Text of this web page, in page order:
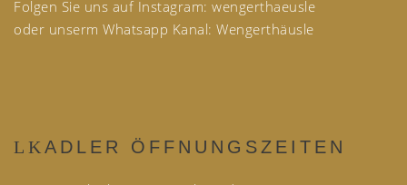
Folgen Sie uns auf Instagram: wengerthaeusle
oder unserm Whatsapp Kanal: Wengerthäusle
ADLER ÖFFNUNGSZEITEN